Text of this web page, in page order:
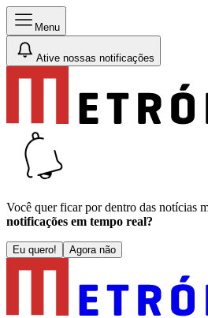
Menu
Ative nossas notificações
Você quer ficar por dentro das notícias
notificações em tempo real?
Eu quero! Agora não